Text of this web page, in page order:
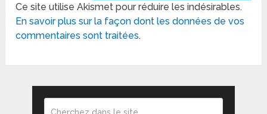
Ce site utilise Akismet pour réduire les indésirables.
En savoir plus sur la façon dont les données de vos
commentaires sont traitées.